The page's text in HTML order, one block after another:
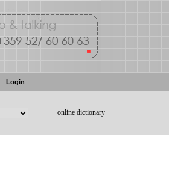
Login
online dictionary